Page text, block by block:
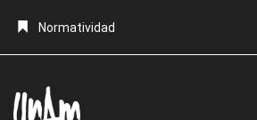
Normatividad